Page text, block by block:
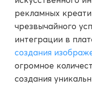
рекламных
чрезвычайного
интеграции в
создания
огромное
создания